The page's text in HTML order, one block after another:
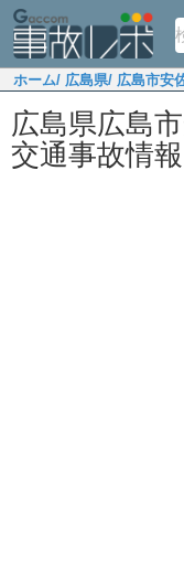
ホーム/ 広島県/ 広島市安
広島県広島
交通事故情報